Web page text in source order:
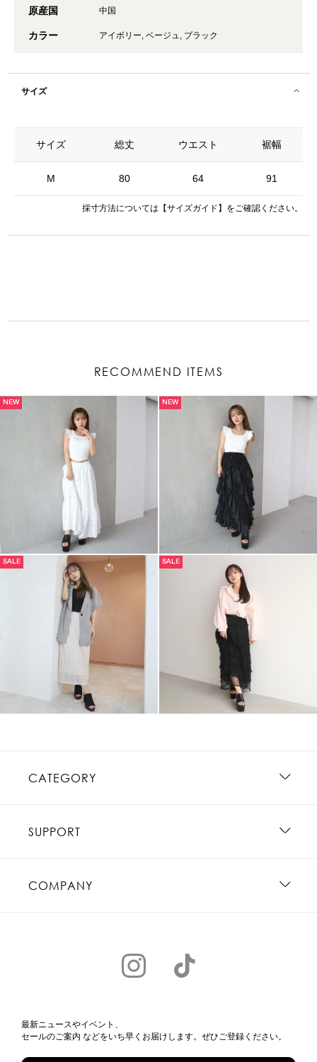
原産国 中国
カラー アイボリー, ベージュ, ブラック
サイズ
サイズ
M
総丈 ウエスト 裾幅
80 64 91
採寸方法については 【サイズガイド】 をご確認ください。
RECOMMEND ITEMS
NEW NEW
SALE SALE
CATEGORY
SUPPORT
COMPANY
最新ニュースやイベント、
セールのご案内 などをいち早くお届けします。ぜひご登録ください。